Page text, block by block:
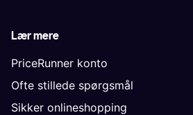
Lær mere
PriceRunner konto
Ofte stillede spørgsmål
Sikker onlineshopping